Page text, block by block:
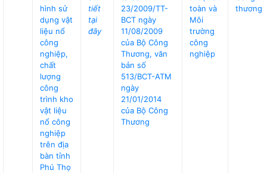
hình sử
dụng vật
liệu nổ
công
nghiệp,
chất
lượng
công
trình kho
vật liệu
nổ công
nghiệp
trên địa
bàn tỉnh
Phú Thọ
tiết
tại
đây
23/2009/TT-
BCT ngày
11/08/2009
của Bộ Công
Thương, văn
bản số
513/BCT-ATM
ngày
21/01/2014
của Bộ Công
Thương
toàn và
Môi
trường
công
nghiệp
thương